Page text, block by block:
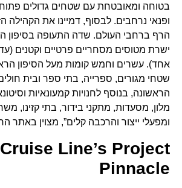
בטוחה ומאובטחת עם שטחים גדולים
ופנאי נרחבים. לבסוף, דמיינו את הקהילה
הרף ברחבי העולם. שדה התעופה בסיפון
אחד). עשרים וחמש קומות מעל הסיפון
שטחי מגורים, ספרייה, בתי ספר ובית
הראשונה, בנוסף לחנויות קמעונאיות
מלון, מסעדות, מתקני בידור, בתי קזינו,
ומפעלי ייצור והרכבה קלים”, מצוין באתר
Line’s Project
Pinnacle